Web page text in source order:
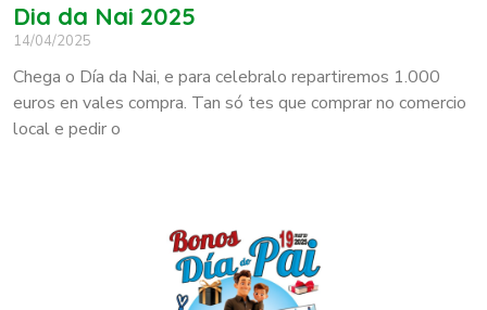
Dia da Nai 2025
14/04/2025
Chega o Día da Nai, e para celebralo repartiremos 1.000
euros en vales compra. Tan só tes que comprar no comercio
local e pedir o